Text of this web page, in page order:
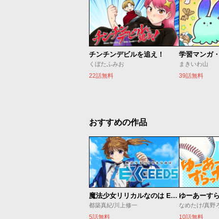
チンチンデビルを追え！
くぼたふみお
22話無料
まきいわ山
39話無料
おすすめの作品
魔法少女リリカルなのは EXCEEDS
都築真紀/川上修一
5話無料
ゆーあーす
なめたけ/真野
10話無料